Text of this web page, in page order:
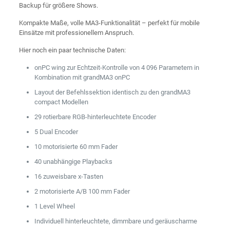
Backup für größere Shows.
Kompakte Maße, volle MA3-Funktionalität – perfekt für mobile
Einsätze mit professionellem Anspruch.
Hier noch ein paar technische Daten:
onPC wing zur Echtzeit-Kontrolle von 4 096 Parametern in
Kombination mit grandMA3 onPC
Layout der Befehlssektion identisch zu den grandMA3
compact Modellen
29 rotierbare RGB-hinterleuchtete Encoder
5 Dual Encoder
10 motorisierte 60 mm Fader
40 unabhängige Playbacks
16 zuweisbare x-Tasten
2 motorisierte A/B 100 mm Fader
1 Level Wheel
Individuell hinterleuchtete, dimmbare und geräuscharme